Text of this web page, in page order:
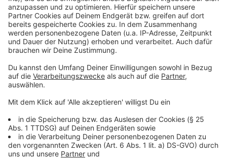
© Copyright: Amazon Prime Video
Hannah versucht die Kolleginnen und Kollegen für sich
zu gewinnen - vergebens.
Anzeige
©Copyright: Amazon Prime Video
Hannah ist schon bald ganz alleine im Büro.
Anzeige